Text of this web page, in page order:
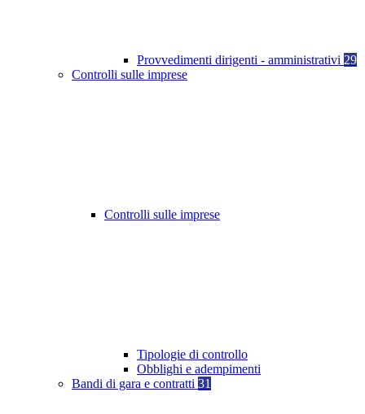
Provvedimenti dirigenti - amministrativi 29
Controlli sulle imprese
Controlli sulle imprese
Tipologie di controllo
Obblighi e adempimenti
Bandi di gara e contratti 31